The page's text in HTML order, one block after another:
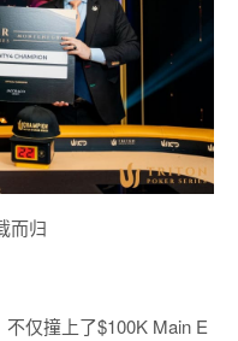
而归
仅撞上了$100K Main E